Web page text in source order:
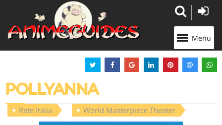
Menu
POLLYANNA
Rete Italia World Masterpiece Theater
Panneau de gestion des cookies